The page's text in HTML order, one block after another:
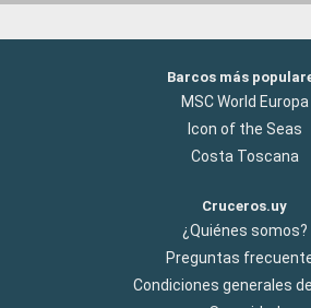
Barcos más
MSC World Europa
Icon of the Seas
Costa Toscana
Cruceros.uy
¿Quiénes somos?
Preguntas
Condiciones generales